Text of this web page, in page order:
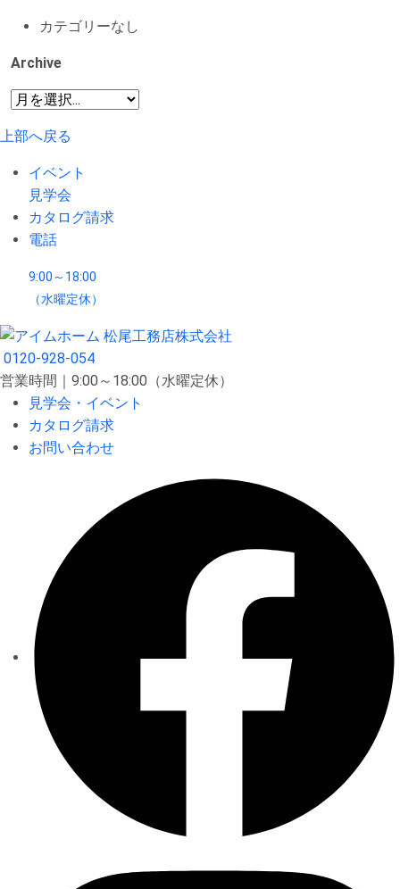
カテゴリーなし
Archive
上部へ戻る
イベント
見学会
カタログ請求
電話
9:00～18:00
（水曜定休）
0120-928-054
営業時間｜9:00～18:00（水曜定休）
見学会・イベント
カタログ請求
お問い合わせ